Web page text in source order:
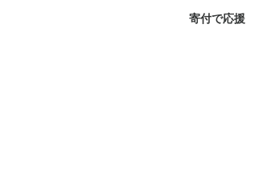
寄付で応援